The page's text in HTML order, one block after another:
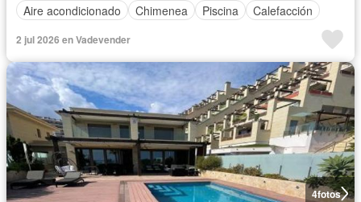
Aire acondicionado
Chimenea Piscina Calefacción
2 jul 2026 en Vadevender
4fotos